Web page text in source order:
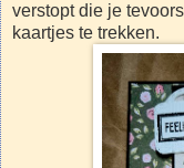
verstopt die je
kaartjes te trekken.